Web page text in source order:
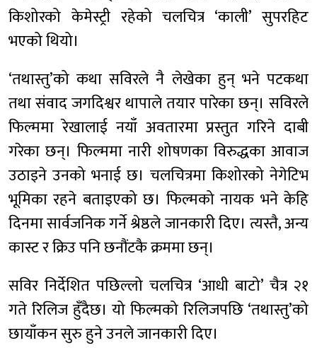
किशोरको केमेस्ट्री रहेको चलचित्र ‘काली’ सुपरहिट
भएको थियो।
‘तथास्तु’को कथा सविरले नै लेखेका हुन् भने पटकथा
तथा संवाद जगदिश्वर थापाले तयार पारेका छन्। सविरले
फिल्ममा रेखालाई नयाँ अवतारमा प्रस्तुत गरिने दाबी
गरेका छन्। फिल्ममा नारी शोषणका विरुद्धका आवाज
उठाइने उनको भनाई छ। चलचित्रमा किशोरको नेगेटिभ
भूमिका रहने बताइएको छ। फिल्मको नायक भने केहि
दिनमा सार्वजनिक गर्ने श्रेष्ठले जानकारी दिए। त्यस्तै, अन्य
कास्ट र क्रिउ पनि छनौंटकै क्रममा छन्।
सविर निर्देशित पछिल्लो चलचित्र ‘आधी बाटो’ चैत्र २१
गते रिलिज हुँदैछ। यो फिल्मको रिलिजपछि ‘तथास्तु’को
छायाँकन सुरु हुने उनले जानकारी दिए।